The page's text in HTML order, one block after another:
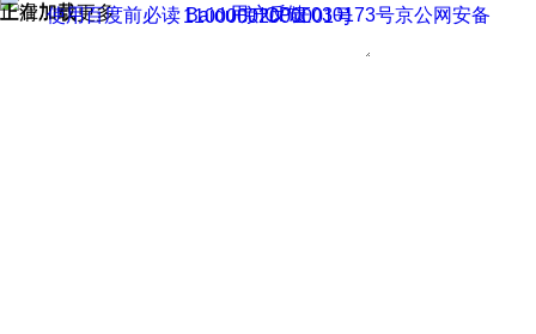
正在加载
上滑加载更多 用户反馈
使用百度前必读 Baidu 京ICP证030173号
京公网安备11000002000001号